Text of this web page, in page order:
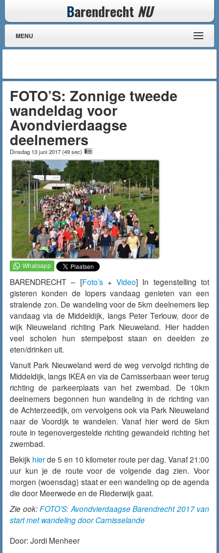
Barendrecht NU
MENU
FOTO’S: Zonnige tweede
wandeldag voor
Avondvierdaagse
deelnemers
Dinsdag 13 juni 2017(49 sec)
BARENDRECHT – [Foto’s+Video] In tegenstelling tot
gisteren konden de lopersvandaag genieten van een
stralende zon. De wandeling voor de 5km deelnemers liep
vandaag via de Middeldijk, langs Peter Terlouw, door de
wijk Nieuweland richting Park Nieuweland. Hier hadden
veel scholen hun stempelpost staan en deelden ze
eten/drinken uit.
Vanuit Park Nieuweland werd de weg vervolgd richting de
Middeldijk, langs IKEA en via de Carnisserbaan weer terug
richting de parkeerplaats van het zwembad. De 10km
deelnemers begonnen hun wandeling in de richting van
de Achterzeedijk, om vervolgens ook via Park Nieuweland
naar de Voordijk te wandelen. Vanaf hier werd de 5km
route in tegenovergestelde richting gewandeld richting het
zwembad.
Bekijk hierde 5 en 10 kilometer route per dag. Vanaf 21:00
uur kun je de route voor de volgende dag zien. Voor
morgen (woensdag) staat er een wandeling op de agenda
die door Meerwede en de Riederwijk gaat.
Zie ook: FOTO’S: Avondvierdaagse Barendrecht 2017 van
start met wandeling door Carnisselande
Door: Jordi Menheer